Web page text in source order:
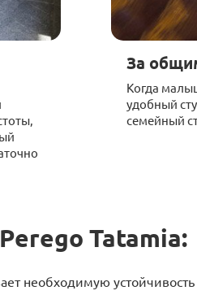
За
Когда
удобный
семейный
Tatamia:
необходимую